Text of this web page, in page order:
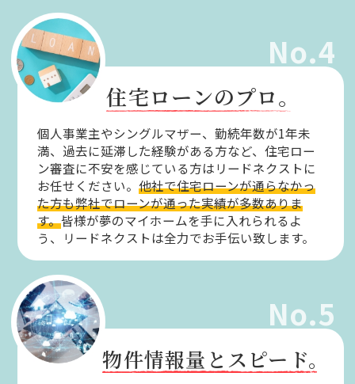
No.4
住宅ローンのプロ。
個人事業主やシングルマザー、勤続年数が1年未
満、過去に延滞した経験がある方など、住宅ロー
ン審査に不安を感じている方はリードネクストに
お任せください。他社で住宅ローンが通らなかっ
た方も弊社でローンが通った実績が多数ありま
す。皆様が夢のマイホームを手に入れられるよ
う、リードネクストは全力でお手伝い致します。
No.5
物件情報量とスピード。